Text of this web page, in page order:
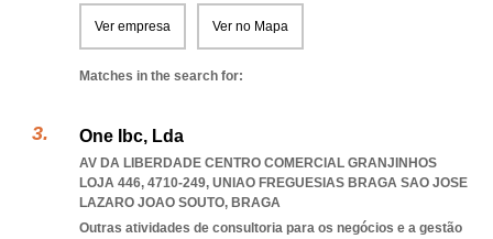
Ver empresa Ver no Mapa
Matches in the search for:
One Ibc, Lda
AV DA LIBERDADE CENTRO COMERCIAL GRANJINHOS
LOJA 446, 4710-249, UNIAO FREGUESIAS BRAGA SAO JOSE
LAZARO JOAO SOUTO, BRAGA
Outras atividades de consultoria para os negócios e a gestão